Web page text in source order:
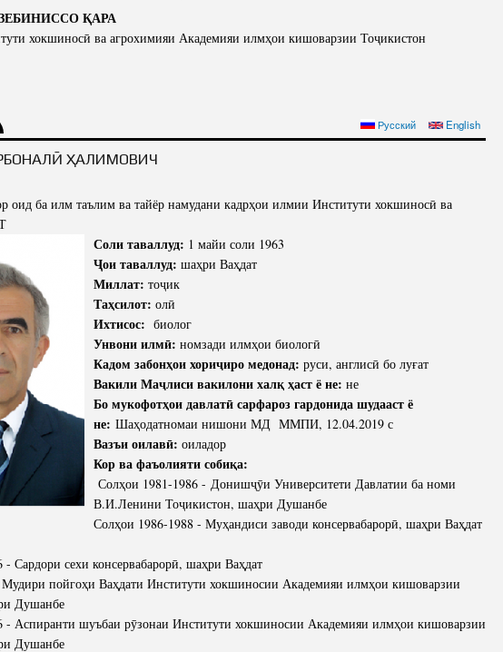
ҚАРА
хокшиносӣ ва агрохимияи Академияи илмҳои кишоварзии Тоҷикистон
Русский English
ҲАЛИМОВИЧ
оид ба илм таълим ва тайёр намудани кадрҳои илмии Институти хокшиносӣ ва
Соли таваллуд: 1 майи соли 1963
Ҷои таваллуд: шаҳри Ваҳдат
Миллат: тоҷик
Таҳсилот: олӣ
Ихтисос: биолог
Унвони илмӣ: номзади илмҳои биологӣ
Кадом забонҳои хориҷиро медонад: руси, англисӣ бо луғат
Вакили Маҷлиси вакилони халқ ҳаст ё не: не
Бо мукофотҳои давлатӣ сарфароз гардонида шудааст ё
не: Шаҳодатномаи нишони МД ММПИ, 12.04.2019 с
Вазъи оилавӣ: оиладор
Кор ва фаъолияти собиқа:
Солҳои 1981-1986 - Донишҷӯи Университети Давлатии ба номи
В.И.Ленини Тоҷикистон, шаҳри Душанбе
Солҳои 1986-1988 - Муҳандиси заводи консервабарорӣ, шаҳри Ваҳдат
Сардори сехи консервабарорӣ, шаҳри Ваҳдат
пойгоҳи Ваҳдати Институти хокшиносии Академияи илмҳои кишоварзии
Душанбе
- Аспиранти шуъбаи рӯзонаи Институти хокшиносии Академияи илмҳои кишоварзии
Душанбе